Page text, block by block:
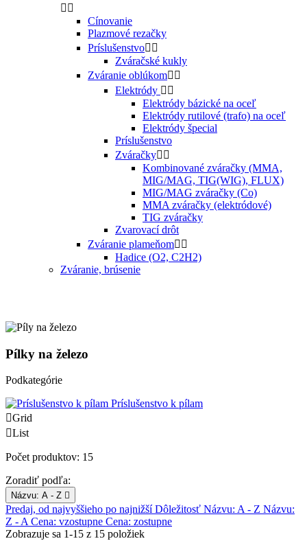
 
Cínovanie
Plazmové rezačky
Príslušenstvo 
Zváračské kukly
Zváranie oblúkom 
Elektródy  
Elektródy bázické na oceľ
Elektródy rutilové (trafo) na oceľ
Elektródy špecial
Príslušenstvo
Zváračky 
Kombinované zváračky (MMA,
MIG/MAG, TIG(WIG), FLUX)
MIG/MAG zváračky (Co)
MMA zváračky (elektródové)
TIG zváračky
Zvarovací drôt
Zváranie plameňom 
Hadice (O2, C2H2)
Zváranie, brúsenie
Pílky na železo
Podkategórie
Príslušenstvo k pílam
Grid
List
Počet produktov: 15
Zoradiť podľa:
Názvu: A - Z 
Predaj, od najvyššieho po najnižšíDôležitosť Názvu: A - Z Názvu:
Z - ACena: vzostupne Cena: zostupne
Zobrazuje sa 1-15 z 15 položiek